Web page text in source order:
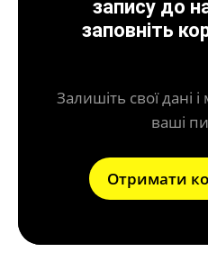
запису до
заповніть
Залишіть свої дані
ваші
Отримати